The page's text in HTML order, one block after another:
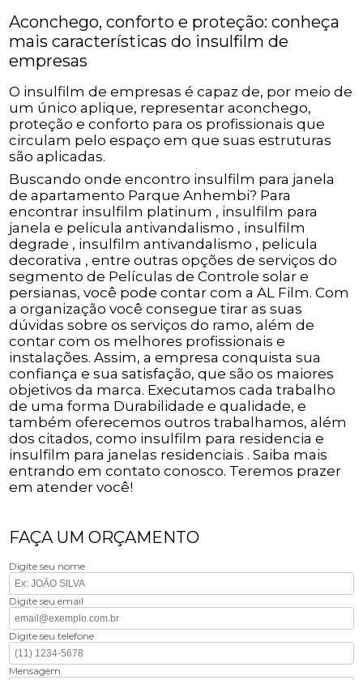
Aconchego, conforto e proteção: conheça
mais características do insulfilm de
empresas
O insulfilm de empresas é capaz de, por meio de
um único aplique, representar aconchego,
proteção e conforto para os profissionais que
circulam pelo espaço em que suas estruturas
são aplicadas.
Buscando onde encontro insulfilm para janela
de apartamento Parque Anhembi? Para
encontrar insulfilm platinum , insulfilm para
janela e pelicula antivandalismo , insulfilm
degrade , insulfilm antivandalismo , pelicula
decorativa , entre outras opções de serviços do
segmento de Películas de Controle solar e
persianas, você pode contar com a AL Film. Com
a organização você consegue tirar as suas
dúvidas sobre os serviços do ramo, além de
contar com os melhores profissionais e
instalações. Assim, a empresa conquista sua
confiança e sua satisfação, que são os maiores
objetivos da marca. Executamos cada trabalho
de uma forma Durabilidade e qualidade, e
também oferecemos outros trabalhamos, além
dos citados, como insulfilm para residencia e
insulfilm para janelas residenciais . Saiba mais
entrando em contato conosco. Teremos prazer
em atender você!
FAÇA UM ORÇAMENTO
Digite seu nome
Digite seu email
Digite seu telefone
Mensagem